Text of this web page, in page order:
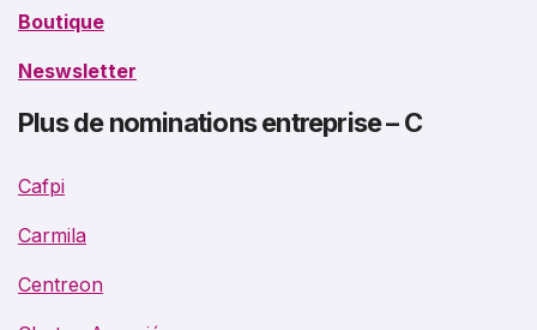
Boutique
Neswsletter
Plus de nominations entreprise – C
Cafpi
Carmila
Centreon